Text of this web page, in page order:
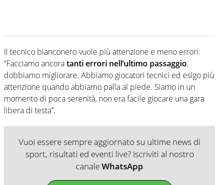
Il tecnico bianconero vuole più attenzione e meno errori:
“Facciamo ancoratanti errori nell’ultimo passaggio,
dobbiamo migliorare. Abbiamo giocatori tecnici ed esigo più
attenzione quando abbiamo palla al piede. Siamo in un
momento di poca serenità, non era facile giocare una gara
libera di testa”.
Vuoi essere sempre aggiornato su ultime news di
sport, risultati ed eventi live? Iscriviti al nostro
canaleWhatsApp